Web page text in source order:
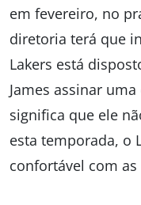
em fevereiro, no
diretoria terá que
Lakers está
James assinar
significa que ele
esta temporada, o
confortável com